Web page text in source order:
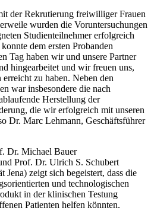
der Rekrutierung freiwilliger Frauen
wurden die Voruntersuchungen
Studienteilnehmer erfolgreich
dem ersten Probanden
Tag haben wir und unsere Partner
hingearbeitet und wir freuen uns,
zu haben. Neben den
war insbesondere die nach
Herstellung der
die wir erfolgreich mit unseren
Dr. Marc Lehmann, Geschäftsführer
Dr. Michael Bauer
Prof. Dr. Ulrich S. Schubert
zeigt sich begeistert, dass die
und technologischen
in der klinischen Testung
Patienten helfen könnten.